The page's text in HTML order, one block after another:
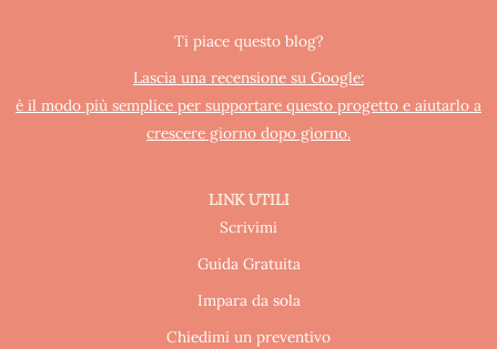
Ti piace questo blog?
Lascia una recensione su Google:
è il modo più semplice per supportare questo progetto e aiutarlo a
crescere giorno dopo giorno.
LINK UTILI
Scrivimi
Guida Gratuita
Impara da sola
Chiedimi un preventivo